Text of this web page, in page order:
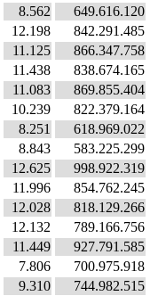
8.562
12.198
11.125
11.438
11.083
10.239
8.251
8.843
12.625
11.996
12.028
12.132
11.449
7.806
9.310
649.616.120
842.291.485
866.347.758
838.674.165
869.855.404
822.379.164
618.969.022
583.225.299
998.922.319
854.762.245
818.129.266
789.166.756
927.791.585
700.975.918
744.982.515